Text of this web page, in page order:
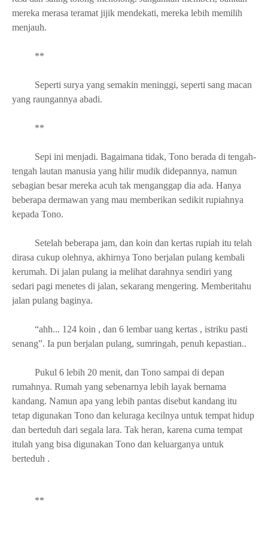
mereka merasa teramat jijik mendekati, mereka lebih memilih
menjauh.
**
Seperti surya yang semakin meninggi, seperti sang macan
yang raungannya abadi.
**
Sepi ini menjadi. Bagaimana tidak, Tono berada di tengah-
tengah lautan manusia yang hilir mudik didepannya, namun
sebagian besar mereka acuh tak menganggap dia ada. Hanya
beberapa dermawan yang mau memberikan sedikit rupiahnya
kepada Tono.
Setelah beberapa jam, dan koin dan kertas rupiah itu telah
dirasa cukup olehnya, akhirnya Tono berjalan pulang kembali
kerumah. Di jalan pulang ia melihat darahnya sendiri yang
sedari pagi menetes di jalan, sekarang mengering. Memberitahu
jalan pulang baginya.
“ahh... 124 koin , dan 6 lembar uang kertas , istriku pasti
senang”. Ia pun berjalan pulang, sumringah, penuh kepastian..
Pukul 6 lebih 20 menit, dan Tono sampai di depan
rumahnya. Rumah yang sebenarnya lebih layak bernama
kandang. Namun apa yang lebih pantas disebut kandang itu
tetap digunakan Tono dan keluraga kecilnya untuk tempat hidup
dan berteduh dari segala lara. Tak heran, karena cuma tempat
itulah yang bisa digunakan Tono dan keluarganya untuk
berteduh .
**